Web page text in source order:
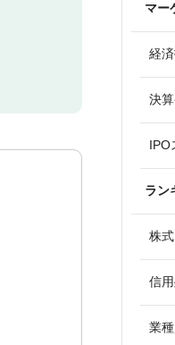
マー
経
決
IPO
ラン
株
信
業